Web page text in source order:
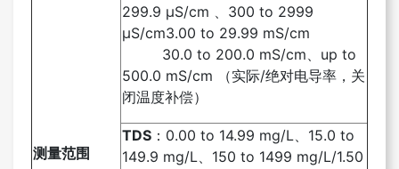
测量范围
299.9 µS/cm 、300 to 2999
µS/cm3.00 to 29.99 mS/cm
30.0 to 200.0 mS/cm、up to
500.0 mS/cm （实际/绝对电导率，关
闭温度补偿）
TDS ：0.00 to 14.99 mg/L、15.0 to
149.9 mg/L、150 to 1499 mg/L/1.50